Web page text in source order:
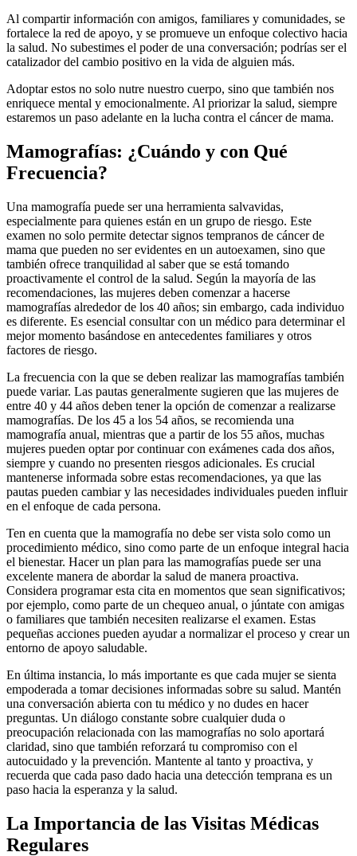
Al compartir información con amigos, familiares y comunidades, se
fortalece la red de apoyo, y se promueve un enfoque colectivo hacia
la salud. No subestimes el poder de una conversación; podrías ser el
catalizador del cambio positivo en la vida de alguien más.
Adoptar estos no solo nutre nuestro cuerpo, sino que también nos
enriquece mental y emocionalmente. Al priorizar la salud, siempre
estaremos un paso adelante en la lucha contra el cáncer de mama.
Mamografías: ¿Cuándo y con Qué
Frecuencia?
Una mamografía puede ser una herramienta salvavidas,
especialmente para quienes están en un grupo de riesgo. Este
examen no solo permite detectar signos tempranos de cáncer de
mama que pueden no ser evidentes en un autoexamen, sino que
también ofrece tranquilidad al saber que se está tomando
proactivamente el control de la salud. Según la mayoría de las
recomendaciones, las mujeres deben comenzar a hacerse
mamografías alrededor de los 40 años; sin embargo, cada individuo
es diferente. Es esencial consultar con un médico para determinar el
mejor momento basándose en antecedentes familiares y otros
factores de riesgo.
La frecuencia con la que se deben realizar las mamografías también
puede variar. Las pautas generalmente sugieren que las mujeres de
entre 40 y 44 años deben tener la opción de comenzar a realizarse
mamografías. De los 45 a los 54 años, se recomienda una
mamografía anual, mientras que a partir de los 55 años, muchas
mujeres pueden optar por continuar con exámenes cada dos años,
siempre y cuando no presenten riesgos adicionales. Es crucial
mantenerse informada sobre estas recomendaciones, ya que las
pautas pueden cambiar y las necesidades individuales pueden influir
en el enfoque de cada persona.
Ten en cuenta que la mamografía no debe ser vista solo como un
procedimiento médico, sino como parte de un enfoque integral hacia
el bienestar. Hacer un plan para las mamografías puede ser una
excelente manera de abordar la salud de manera proactiva.
Considera programar esta cita en momentos que sean significativos;
por ejemplo, como parte de un chequeo anual, o júntate con amigas
o familiares que también necesiten realizarse el examen. Estas
pequeñas acciones pueden ayudar a normalizar el proceso y crear un
entorno de apoyo saludable.
En última instancia, lo más importante es que cada mujer se sienta
empoderada a tomar decisiones informadas sobre su salud. Mantén
una conversación abierta con tu médico y no dudes en hacer
preguntas. Un diálogo constante sobre cualquier duda o
preocupación relacionada con las mamografías no solo aportará
claridad, sino que también reforzará tu compromiso con el
autocuidado y la prevención. Mantente al tanto y proactiva, y
recuerda que cada paso dado hacia una detección temprana es un
paso hacia la esperanza y la salud.
La Importancia de las Visitas Médicas
Regulares